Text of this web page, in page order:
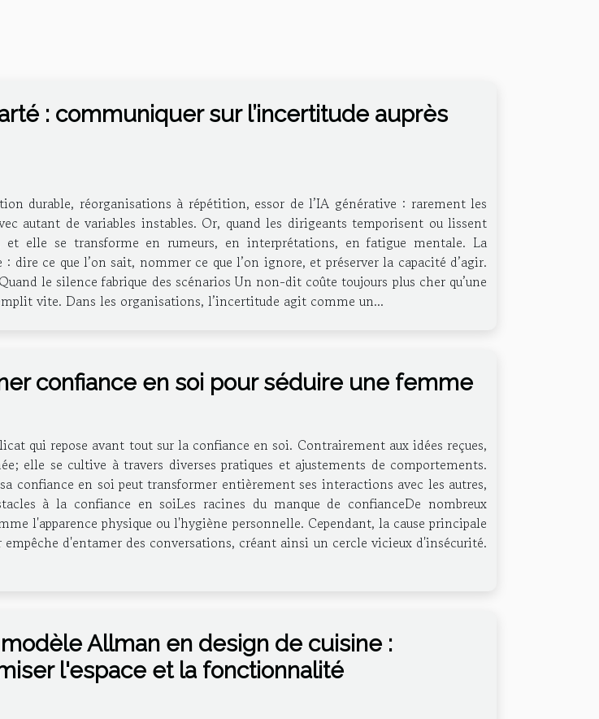
: communiquer sur l’incertitude auprès
durable, réorganisations à répétition, essor de l’IA générative : rarement les
autant de variables instables. Or, quand les dirigeants temporisent ou lissent
et elle se transforme en rumeurs, en interprétations, en fatigue mentale. La
ce que l’on sait, nommer ce que l’on ignore, et préserver la capacité d’agir.
le silence fabrique des scénarios Un non-dit coûte toujours plus cher qu’une
vite. Dans les organisations, l’incertitude agit comme un...
confiance en soi pour séduire une femme
qui repose avant tout sur la confiance en soi. Contrairement aux idées reçues,
elle se cultive à travers diverses pratiques et ajustements de comportements.
confiance en soi peut transformer entièrement ses interactions avec les autres,
à la confiance en soiLes racines du manque de confianceDe nombreux
l'apparence physique ou l'hygiène personnelle. Cependant, la cause principale
d'entamer des conversations, créant ainsi un cercle vicieux d'insécurité.
Allman en design de cuisine :
l'espace et la fonctionnalité